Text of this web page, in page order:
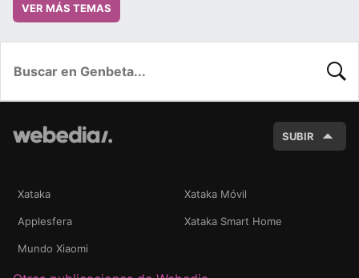
VER MÁS TEMAS
SUBIR
Xataka Xataka Móvil
Applesfera Xataka Smart Home
Mundo Xiaomi